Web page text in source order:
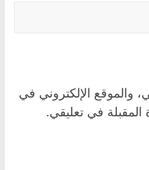
والموقع الإلكتروني في
المقبلة في تعليقي.